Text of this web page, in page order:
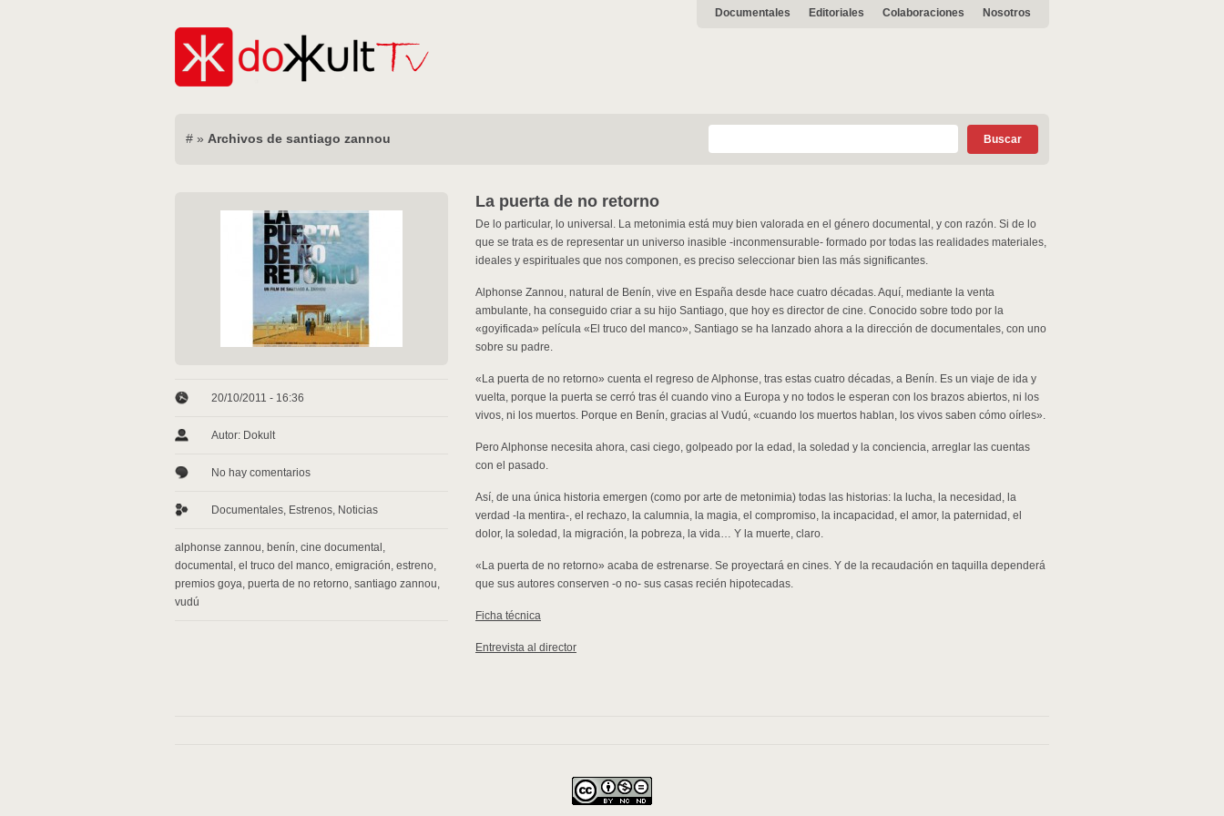
Documentales Editoriales Colaboraciones Nosotros
# » Archivos de santiago zannou
20/10/2011 - 16:36
Autor: Dokult
No hay comentarios
Documentales, Estrenos, Noticias
alphonse zannou, benín, cine documental ,
documental , el truco del manco, emigración, estreno,
premios goya, puerta de no retorno, santiago zannou,
vudú
La puerta de no retorno
De lo particular, lo universal. La metonimia está muy bien valorada en el género documental, y con razón. Si de lo
que se trata es de representar un universo inasible -inconmensurable- formado por todas las realidades materiales,
ideales y espirituales que nos componen, es preciso seleccionar bien las más significantes.
Alphonse Zannou, natural de Benín, vive en España desde hace cuatro décadas. Aquí, mediante la venta
ambulante, ha conseguido criar a su hijo Santiago, que hoy es director de cine. Conocido sobre todo por la
«goyificada» película «El truco del manco», Santiago se ha lanzado ahora a la dirección de documentales, con uno
sobre su padre.
«La puerta de no retorno» cuenta el regreso de Alphonse, tras estas cuatro décadas, a Benín. Es un viaje de ida y
vuelta, porque la puerta se cerró tras él cuando vino a Europa y no todos le esperan con los brazos abiertos, ni los
vivos, ni los muertos. Porque en Benín, gracias al Vudú, «cuando los muertos hablan, los vivos saben cómo oírles».
Pero Alphonse necesita ahora, casi ciego, golpeado por la edad, la soledad y la conciencia, arreglar las cuentas
con el pasado.
Así, de una única historia emergen (como por arte de metonimia) todas las historias: la lucha, la necesidad, la
verdad -la mentira-, el rechazo, la calumnia, la magia, el compromiso, la incapacidad, el amor, la paternidad, el
dolor, la soledad, la migración, la pobreza, la vida… Y la muerte, claro.
«La puerta de no retorno» acaba de estrenarse. Se proyectará en cines. Y de la recaudación en taquilla dependerá
que sus autores conserven -o no- sus casas recién hipotecadas.
Ficha técnica
Entrevista al director